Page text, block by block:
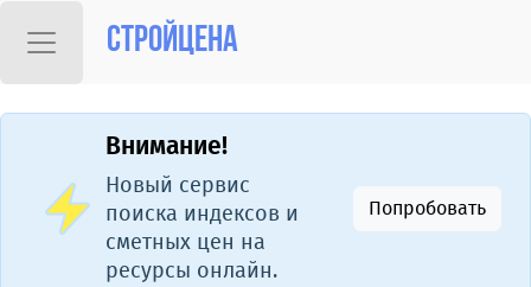
Стройцена
Внимание!
Новый сервис
поиска индексов и
сметных цен на
ресурсы онлайн.
Попробовать